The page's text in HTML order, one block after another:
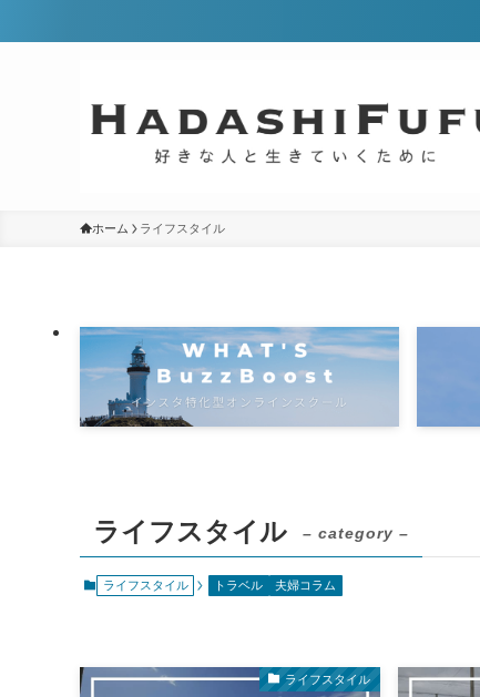
ホーム ライフスタイル
ライフスタイル – category –
ライフスタイル トラベル 夫婦コラム
ライフスタイル